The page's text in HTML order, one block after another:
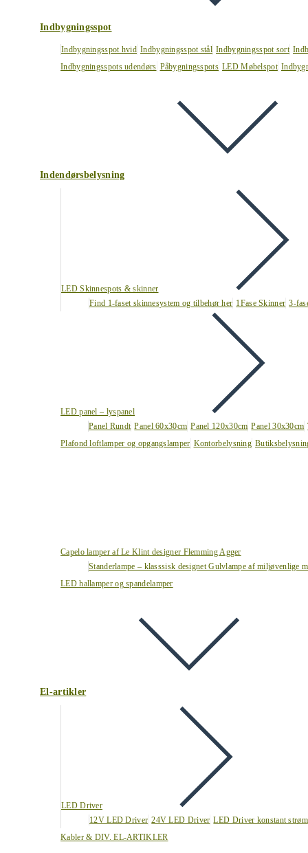
Indbygningsspot
Indbygningsspot hvid Indbygningsspot stål Indbygningsspot sort
Indbygningsspots udendørs Påbygningsspots LED Møbelspot
Indendørsbelysning
LED Skinnespots & skinner
Find 1-faset skinnesystem og tilbehør her 1Fase Skinner 3-
LED panel – lyspanel
Panel Rundt Panel 60x30cm Panel 120x30cm Panel 30x30cm
Plafond loftlamper og opgangslamper Kontorbelysning
Capelo lamper af Le Klint designer Flemming Agger
Standerlampe – klasssisk designet Gulvlampe af miljøvenlige
LED hallamper og spandelamper
El-artikler
LED Driver
12V LED Driver 24V LED Driver LED Driver konstant strøm
Kabler & DIV. EL-ARTIKLER